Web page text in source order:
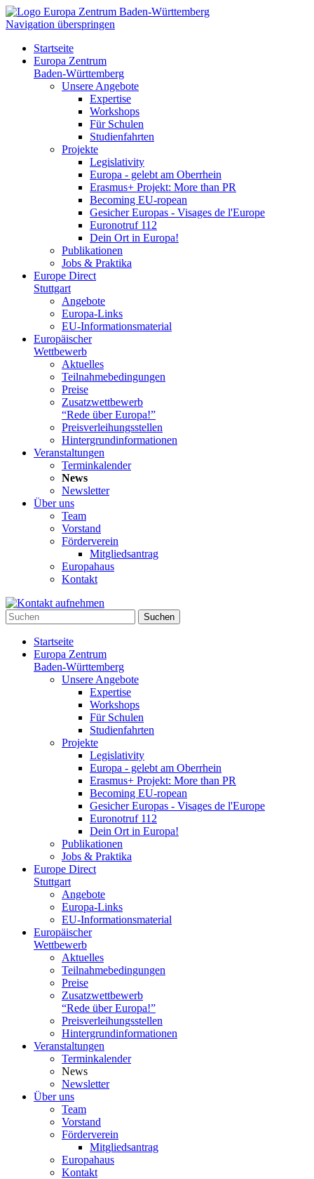
Navigation überspringen
Startseite
Europa Zentrum
Baden-Württemberg
Unsere Angebote
Expertise
Workshops
Für Schulen
Studienfahrten
Projekte
Legislativity
Europa - gelebt am Oberrhein
Erasmus+ Projekt: More than PR
Becoming EU-ropean
Gesicher Europas - Visages de l'Europe
Euronotruf 112
Dein Ort in Europa!
Publikationen
Jobs & Praktika
Europe Direct
Stuttgart
Angebote
Europa-Links
EU-Informationsmaterial
Europäischer
Wettbewerb
Aktuelles
Teilnahme­bedingungen
Preise
Zusatzwettbewerb
“Rede über Europa!”
Preisverleihungsstellen
Hintergrundinformationen
Veranstaltungen
Terminkalender
News
Newsletter
Über uns
Team
Vorstand
Förderverein
Mitgliedsantrag
Europahaus
Kontakt
Suchen
Startseite
Europa Zentrum
Baden-Württemberg
Unsere Angebote
Expertise
Workshops
Für Schulen
Studienfahrten
Projekte
Legislativity
Europa - gelebt am Oberrhein
Erasmus+ Projekt: More than PR
Becoming EU-ropean
Gesicher Europas - Visages de l'Europe
Euronotruf 112
Dein Ort in Europa!
Publikationen
Jobs & Praktika
Europe Direct
Stuttgart
Angebote
Europa-Links
EU-Informationsmaterial
Europäischer
Wettbewerb
Aktuelles
Teilnahme­bedingungen
Preise
Zusatzwettbewerb
“Rede über Europa!”
Preisverleihungsstellen
Hintergrundinformationen
Veranstaltungen
Terminkalender
News
Newsletter
Über uns
Team
Vorstand
Förderverein
Mitgliedsantrag
Europahaus
Kontakt